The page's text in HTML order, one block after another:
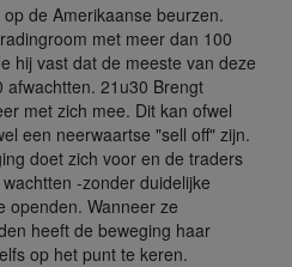
de Amerikaanse beurzen.
met meer dan 100
hij vast dat de meeste van deze
21u30 Brengt
met zich mee. Dit kan ofwel
een neerwaartse "sell off" zijn.
doet zich voor en de traders
-zonder duidelijke
openden. Wanneer ze
heeft de beweging haar
op het punt te keren.